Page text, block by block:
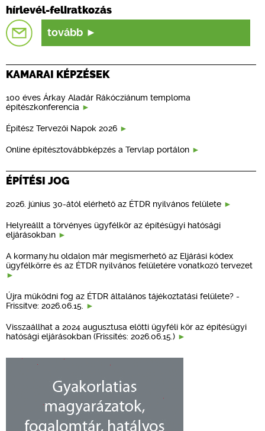
hírlevél-feliratkozás
tovább
KAMARAI KÉPZÉSEK
100 éves Árkay Aladár Rákócziánum temploma
építészkonferencia
Építész Tervezői Napok 2026
Online építésztovábbképzés a Tervlap portálon
ÉPÍTÉSI JOG
2026. június 30-ától elérhető az ÉTDR nyilvános felülete
Helyreállt a törvényes ügyfélkör az építésügyi hatósági
eljárásokban
A kormany.hu oldalon már megismerhető az Eljárási kódex
ügyfélkörre és az ÉTDR nyilvános felületére vonatkozó tervezet
Újra működni fog az ÉTDR általános tájékoztatási felülete? -
Frissítve: 2026.06.15.
Visszaállhat a 2024 augusztusa előtti ügyféli kör az építésügyi
hatósági eljárásokban (Frissítés: 2026.06.15.)